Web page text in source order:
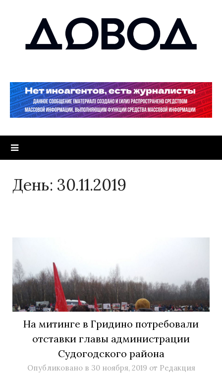
День: 30.11.2019
На митинге в Гридино потребовали
отставки главы администрации
Судогодского района
Опубликовано в 30 ноября, 2019 от Редакция